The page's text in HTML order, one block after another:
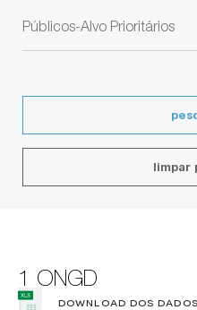
Públicos-Alvo Prioritários
limpar
1 ONGD
DOWNLOAD DOS DADOS